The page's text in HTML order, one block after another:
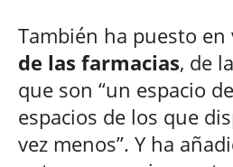
También ha puesto en
de las farmacias, de
que son “un espacio
espacios de los que
vez menos”. Y ha